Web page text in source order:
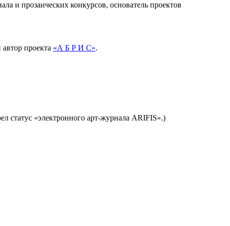
и прозаических конкурсов, основатель проектов
проекта «А Б Р И С».
статус «электронного арт-журнала ARIFIS».)